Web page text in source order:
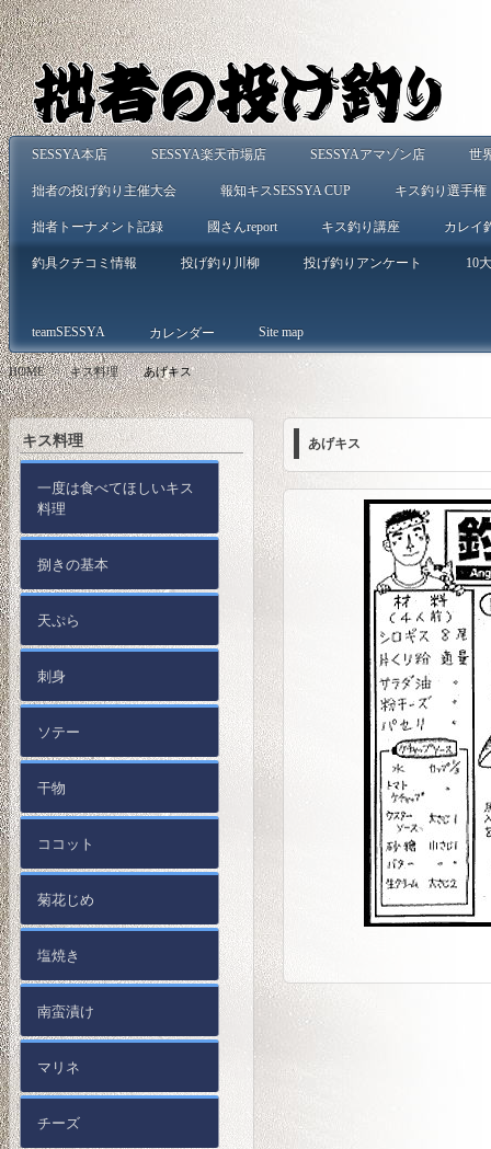
SESSYA本店 SESSYA楽天市場店 SESSYAアマゾン店 世
拙者の投げ釣り主催大会 報知キスSESSYA CUP キス釣り選手権
拙者トーナメント記録 國さんreport キス釣り講座 カレイ
釣具クチコミ情報 投げ釣り川柳 投げ釣りアンケート 10
teamSESSYA カレンダー Site map
HOME > キス料理 > あげキス
あげキス
キス料理
一度は食べてほしいキス
料理
捌きの基本
天ぷら
刺身
ソテー
干物
ココット
菊花じめ
塩焼き
南蛮漬け
マリネ
チーズ